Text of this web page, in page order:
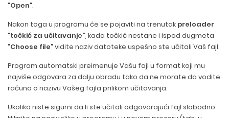
"Open".
Nakon toga u programu će se pojaviti na trenutak preloader
"točkić za učitavanje", kada točkić nestane i ispod dugmeta
"Choose file"vidite naziv datoteke uspešno ste učitali Vaš fajl.
Program automatski preimenuje Vašu fajl u format koji mu
najviše odgovara za dalju obradu tako da ne morate da vodite
računa o nazivu Vašeg fajla prilikom učitavanja.
Ukoliko niste sigurni da li ste učitali odgovarajući fajl slobodno